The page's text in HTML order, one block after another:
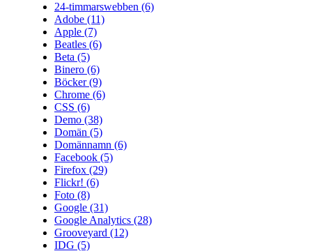
24-timmarswebben (6)
Adobe (11)
Apple (7)
Beatles (6)
Beta (5)
Binero (6)
Böcker(9)
Chrome (6)
CSS (6)
Demo (38)
Domän (5)
Domännamn (6)
Facebook (5)
Firefox (29)
Flickr! (6)
Foto (8)
Google (31)
Google Analytics (28)
Grooveyard (12)
IDG (5)